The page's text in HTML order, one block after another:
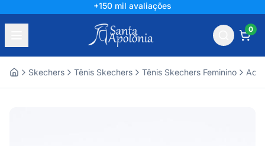
+150 mil avaliações
0
Skechers Tênis Skechers Tênis Skechers Feminino